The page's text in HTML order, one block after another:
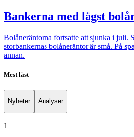
Bankerna med lägst
Bolåneräntorna fortsatte att sjunka i juli.
storbankernas bolåneräntor är små. På
annan.
Mest läst
Nyheter Analyser
1